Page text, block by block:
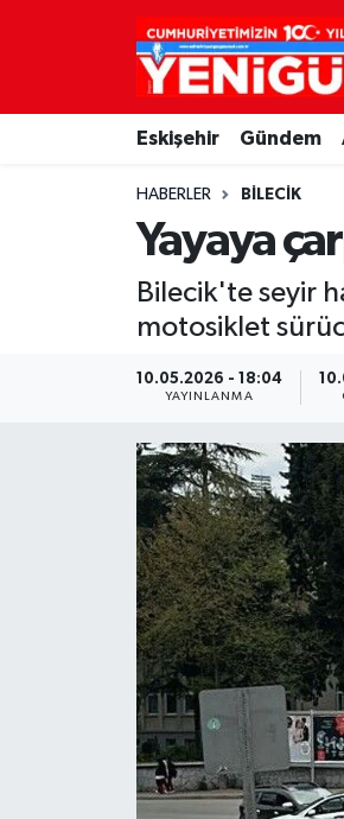
Eskişehir Gündem
HABERLER BILECIK
Yayaya
Bilecik'te seyir
motosiklet
10.05.2026 - 18:04
YAYINLANMA
Nöbetçi Eczaneler
Hava Durumu
Tüm Manşetler
Son Dakika Haberleri
Haber Arşivi